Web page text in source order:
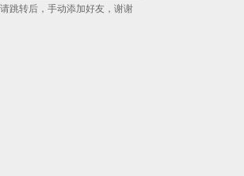
请跳转后，手动添加好友，谢谢